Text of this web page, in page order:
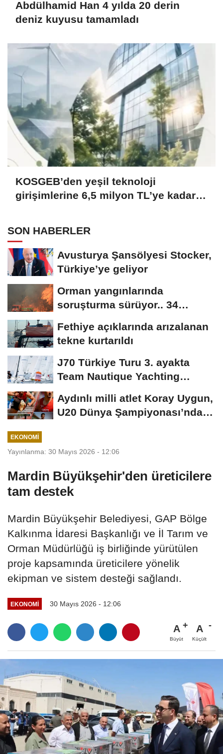
Abdülhamid Han 4 yılda 20 derin
deniz kuyusu tamamladı
KOSGEB’den yeşil teknoloji
girişimlerine 6,5 milyon TL’ye kadar
SON HABERLER
Avusturya Şansölyesi Stocker,
Türkiye’ye geliyor
Orman yangınlarında
soruşturma sürüyor.. 34
Fethiye açıklarında arızalanan
tekne kurtarıldı
J70 Türkiye Turu 3. ayakta
Team Nautique Yachting
Aydınlı milli atlet Koray Uygun,
U20 Dünya Şampiyonası’nda
EKONOMI
Yayınlanma: 30 Mayıs 2026 - 12:06
Mardin Büyükşehir'den üreticilere
tam destek
Mardin Büyükşehir Belediyesi, GAP Bölge
Kalkınma İdaresi Başkanlığı ve İl Tarım ve
Orman Müdürlüğü iş birliğinde yürütülen
proje kapsamında üreticilere yönelik
ekipman ve sistem desteği sağlandı.
EKONOMI 30 Mayıs 2026 - 12:06
A
Büyüt
A
Küçült